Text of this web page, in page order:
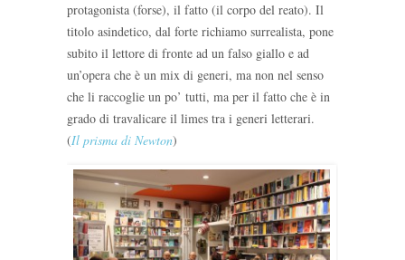
protagonista (forse), il fatto (il corpo del reato). Il
titolo asindetico, dal forte richiamo surrealista, pone
subito il lettore di fronte ad un falso giallo e ad
un’opera che è un mix di generi, ma non nel senso
che li raccoglie un po’ tutti, ma per il fatto che è in
grado di travalicare il limes tra i generi letterari.
(Il prisma di Newton)